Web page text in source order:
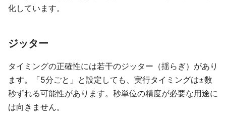
化しています。
ジッター
タイミングの正確性には若干のジッター（揺らぎ）があり
ます。「5分ごと」と設定しても、実行タイミングは±数
秒ずれる可能性があります。秒単位の精度が必要な用途に
は向きません。